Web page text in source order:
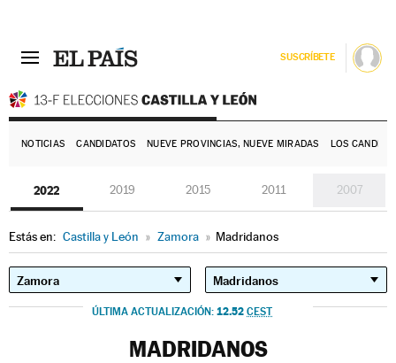
SUSCRÍBETE
NOTICIAS CANDIDATOS NUEVE PROVINCIAS, NUEVE MIRADAS LOS
2022 2019 2015 2011 2007
Estás en: Castilla y León » Zamora » Madridanos
ÚLTIMA ACTUALIZACIÓN: 12.52 CEST
MADRIDANOS